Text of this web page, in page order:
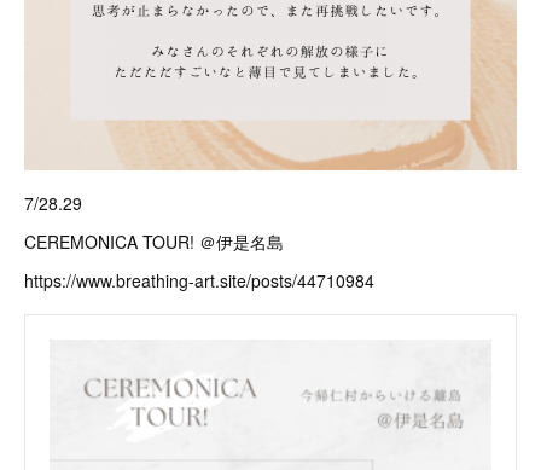
7/28.29
CEREMONICA TOUR! ＠伊是名島
https://www.breathing-art.site/posts/44710984